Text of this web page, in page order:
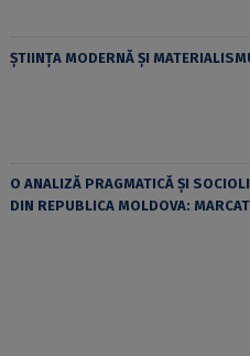
ȘTIINȚA MODERNĂ ȘI
O ANALIZĂ PRAGMATICĂ ȘI
DIN REPUBLICA MOLDOVA: